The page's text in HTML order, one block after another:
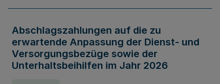
Abschlagszahlungen auf die zu
erwartende Anpassung der Dienst- und
Versorgungsbezüge sowie der
Unterhaltsbeihilfen im Jahr 2026